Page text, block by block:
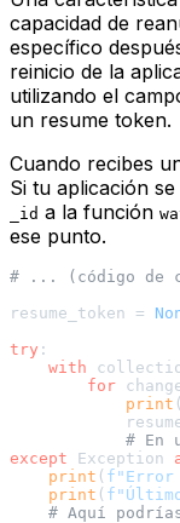
capacidad de
específico
reinicio de la
utilizando el
un resume token.
Cuando recibes
Si tu aplicación
_id a la función
ese punto.
# ... (código de
resume_token =
try :
with
for
print (
# En
except Exception
print ( f"Error
print (
# Aquí